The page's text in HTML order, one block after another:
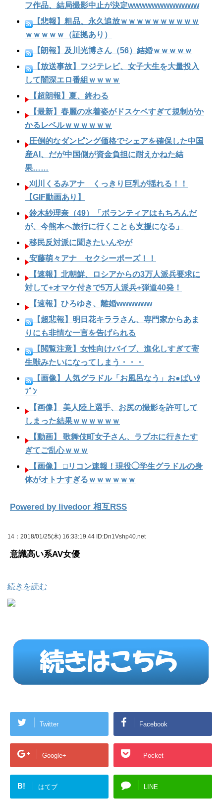
フ作品、結局撮影中止が決定wwwwwwwwwwww
【悲報】粗品、永久追放ｗｗｗｗｗｗｗｗｗｗ
ｗｗｗｗｗ（証拠あり）
【朗報】及川光博さん（56）結婚ｗｗｗｗｗ
【放送事故】フジテレビ、女子大生を大量投入
して闇深エロ番組ｗｗｗｗ
【超朗報】夏、終わる
【最新】春麗の水着姿がドスケベすぎて規制がか
かるレベルｗｗｗｗｗｗ
圧倒的なダンピング価格でシェアを確保した中国
産AI、だが中国側が資金負担に耐えかねた結
果……
刈川くるみアナ くっきり巨乳が揺れる！！
【GIF動画あり】
鈴木紗理奈（49）「ボランティアはもちろんだ
が、今熊本へ旅行に行くことも支援になる」
移民反対派に聞きたいんやが
安藤萌々アナ セクシーポーズ！！
【速報】北朝鮮、ロシアからの3万人派兵要求に
対して+オマケ付きで5万人派兵+弾道40発！
【速報】ひろゆき、離婚wwwwww
【超悲報】明日花キララさん、専門家からあま
りにも非情な一言を告げられる
【閲覧注意】女性向けバイブ、進化しすぎて寄
生獣みたいになってしまう・・・
【画像】人気グラドル「お風呂なう」お●ぱいﾀ
ﾌﾟﾝ
【画像】 美人陸上選手、お尻の撮影を許可して
しまった結果ｗｗｗｗｗｗ
【動画】 歌舞伎町女子さん、ラブホに行きたす
ぎてご乱心ｗｗｗ
【画像】 □リコン速報！現役◯学生グラドルの身
体がオトナすぎるｗｗｗｗｗｗ
Powered by livedoor 相互RSS
14 ：2018/01/25(木) 16:33:19.44 ID:Dn1Vshp40.net
意識高い系AV女優
続きを読む
Twitter Facebook
Google+ Pocket
B! はてブ LINE